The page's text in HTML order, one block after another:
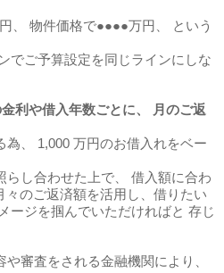
、 物件価格で●●●●万円、 という
でご予算設定を同じラインにしな
利や借入年数ごとに、 月のご返
為、 1,000 万円のお借入れをベー
らし合わせた上で、 借入額に合わ
々のご返済額を活用し、借りたい
ージを掴んでいただければと 存じ
審査をされる金融機関により、